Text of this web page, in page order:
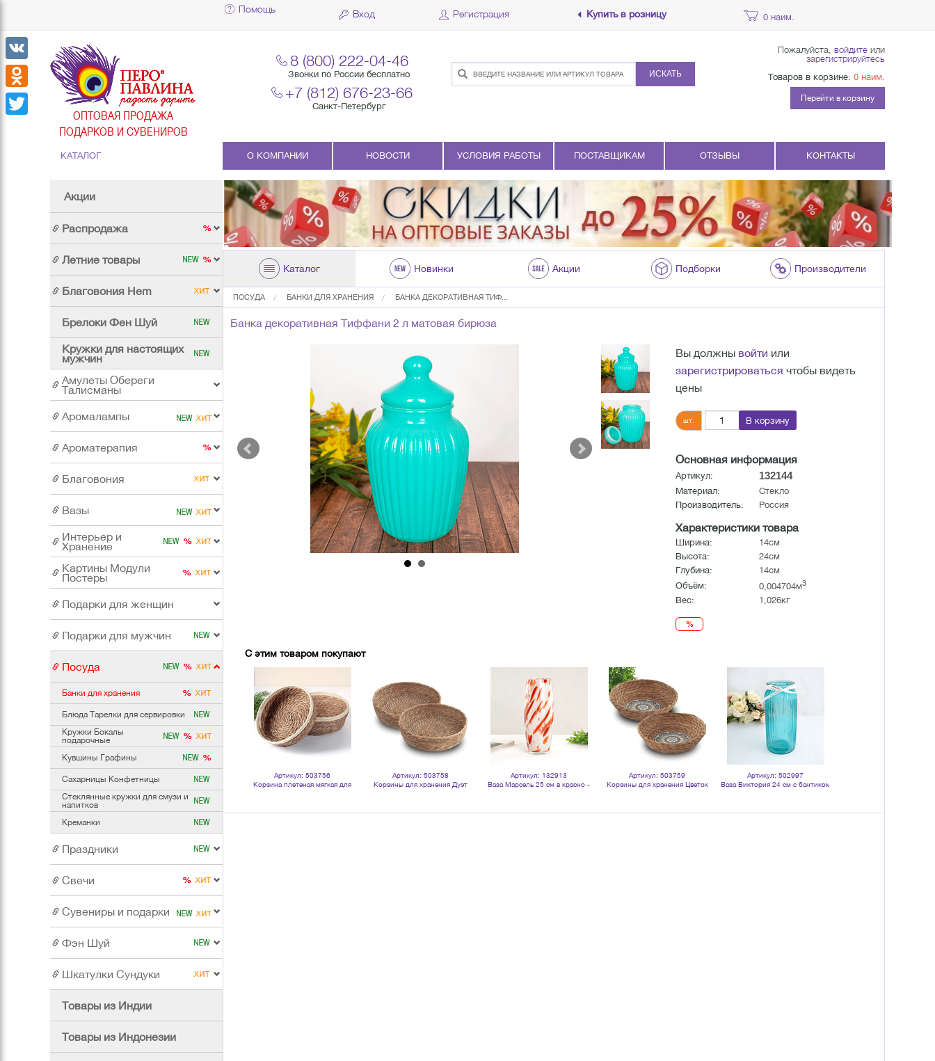
Помощь Вход Регистрация Купить в розницу 0 наим.
ОПТОВАЯ ПРОДАЖА
ПОДАРКОВ И СУВЕНИРОВ
8 (800) 222-04-46
Звонки по России бесплатно
+7 (812) 676-23-66
Санкт-Петербург
ИСКАТЬ
Пожалуйста, войдите или
зарегистрируйтесь
Товаров в корзине: 0 наим.
Перейти в корзину
КАТАЛОГ
Акции
Распродажа
Летние товары
Благовония Hem
Брелоки Фен Шуй
Кружки для настоящих
мужчин
Амулеты Обереги
Талисманы
Аромалампы
Ароматерапия
Благовония
Вазы
Интерьер и
Хранение
Картины Модули
Постеры
Подарки для женщин
Подарки для мужчин
Посуда
Банки для хранения
Блюда Тарелки для сервировки
Кружки Бокалы
подарочные
Кувшины Графины
Сахарницы Конфетницы
Стеклянные кружки для смузи и
напитков
Креманки
Праздники
Свечи
Сувениры и подарки
Фэн Шуй
Шкатулки Сундуки
Товары из Индии
Товары из Индонезии
О КОМПАНИИ НОВОСТИ УСЛОВИЯ РАБОТЫ ПОСТАВЩИКАМ ОТЗЫВЫ КОНТАКТЫ
Каталог Новинки Акции Подборки Производители
ПОСУДА БАНКИ ДЛЯ ХРАНЕНИЯ БАНКА ДЕКОРАТИВНАЯ ТИФ...
Банка декоративная Тиффани 2 л матовая бирюза
Вы должны войти или
зарегистрироваться чтобы видеть
цены
шт. В корзину
Основная информация
Артикул: 132144
Материал:
Стекло
Производитель:
Россия
Характеристики товара
Ширина:
14см
Высота:
24см
Глубина:
14см
Объём:
0,004704м3
Вес: 1,026кг
%
С этим товаром покупают
Артикул: 502996
Ваза Виктория 24 см с бантиком
дымчатая прозрачная
Артикул: 016358
Поднос плетеный круглый 30 см
серия Эконом
Артикул: 503756
Корзина плетеная мягкая для
Артикул: 503758
Корзины для хранения Дуэт
Артикул: 132913
Ваза Марсель 25 см в красно -
Артикул: 503759
Корзины для хранения Цветок
Артикул: 502997
Ваза Виктория 24 см с бантиком
VK
Odnoklassniki